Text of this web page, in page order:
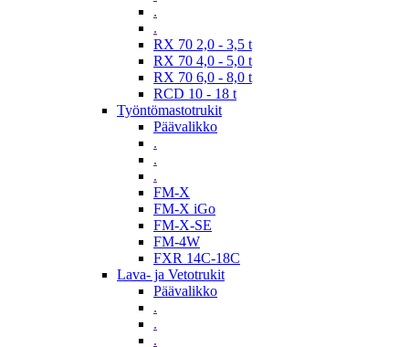
.
.
RX 70 2,0 - 3,5 t
RX 70 4,0 - 5,0 t
RX 70 6,0 - 8,0 t
RCD 10 - 18 t
Työntömastotrukit
Päävalikko
.
.
.
FM-X
FM-X iGo
FM-X-SE
FM-4W
FXR 14C-18C
Lava- ja Vetotrukit
Päävalikko
.
.
.